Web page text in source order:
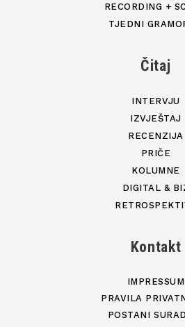
RECORDING +
TJEDNI
Čitaj
INTERVJU
IZVJEŠTAJ
RECENZIJA
PRIČE
KOLUMNE
DIGITAL &
Kontakt
IMPRESSUM
PRAVILA
POSTANI